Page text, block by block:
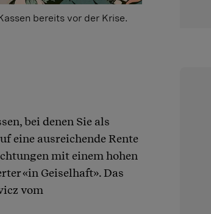
bereits vor der Krise.
bei denen Sie als
eine ausreichende Rente
mit einem hohen
«in Geiselhaft». Das
vom